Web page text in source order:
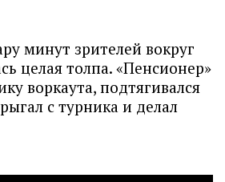
минут зрителей вокруг
целая толпа. «Пенсионер»
воркаута, подтягивался
с турника и делал